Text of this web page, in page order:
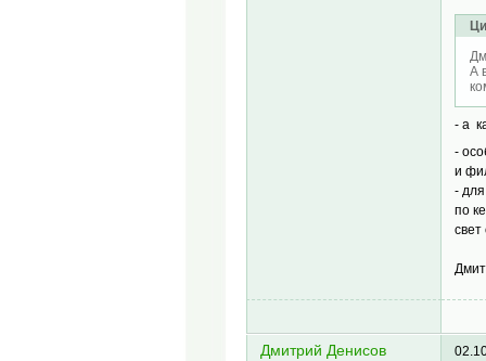
А
- а
-
и
-
по
Дмитрий Денисов